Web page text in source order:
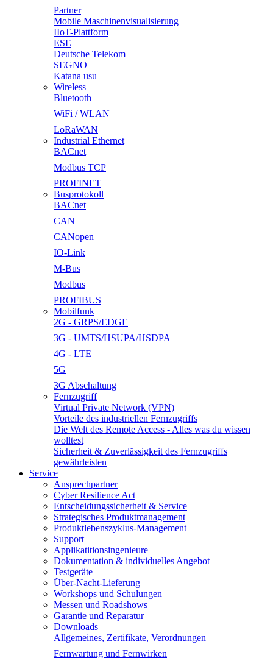
Partner
Mobile Maschinenvisualisierung
IIoT-Plattform
ESE
Deutsche Telekom
SEGNO
Katana usu
Wireless
Bluetooth
WiFi / WLAN
LoRaWAN
Industrial Ethernet
BACnet
Modbus TCP
PROFINET
Busprotokoll
BACnet
CAN
CANopen
IO-Link
M-Bus
Modbus
PROFIBUS
Mobilfunk
2G - GRPS/EDGE
3G - UMTS/HSUPA/HSDPA
4G - LTE
5G
3G Abschaltung
Fernzugriff
Virtual Private Network (VPN)
Vorteile des industriellen Fernzugriffs
Die Welt des Remote Access - Alles was du wissen
wolltest
Sicherheit & Zuverlässigkeit des Fernzugriffs
gewährleisten
Service
Ansprechpartner
Cyber Resilience Act
Entscheidungssicherheit & Service
Strategisches Produktmanagement
Produktlebenszyklus-Management
Support
Applikatitionsingenieure
Dokumentation & individuelles Angebot
Testgeräte
Über-Nacht-Lieferung
Workshops und Schulungen
Messen und Roadshows
Garantie und Reparatur
Downloads
Allgemeines, Zertifikate, Verordnungen
Fernwartung und Fernwirken